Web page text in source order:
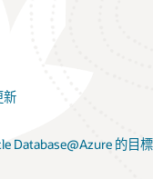
新
Database@Azure 的目